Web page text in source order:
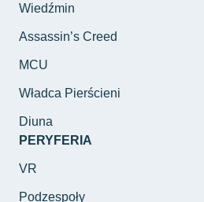
Wiedźmin
Assassin’s Creed
MCU
Władca Pierścieni
Diuna
PERYFERIA
VR
Podzespoły